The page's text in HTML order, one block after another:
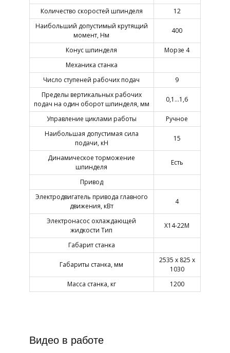
Количество скоростей шпинделя
12
Наибольший допустимый крутящий
момент, Нм
400
Конус шпинделя
Морзе 4
Механика станка
Число ступеней рабочих подач
9
Пределы вертикальных рабочих
подач на один оборот шпинделя, мм
0,1…1,6
Управление циклами работы
Ручное
Наибольшая допустимая сила
подачи, кН
15
Динамическое торможение
шпинделя
Есть
Привод
Электродвигатель привода главного
движения, кВт
4
Электронасос охлаждающей
жидкости Тип
Х14-22М
Габарит станка
Габариты станка, мм
2535 х 825 х
1030
Масса станка, кг
1200
Видео в работе